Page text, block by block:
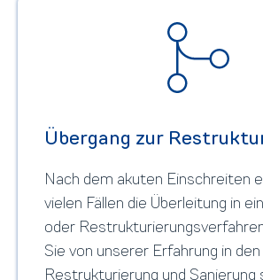
Übergang zur
Nach dem akuten Einschreiten
vielen Fällen die Überleitung in
oder
Sie von unserer Erfahrung in
Restrukturierung und Sanierung